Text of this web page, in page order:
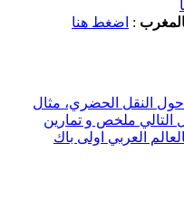
: اضغط هنا
النقل الحضري، مثال
التالي ملخص و تمارين
العربي اولى باك